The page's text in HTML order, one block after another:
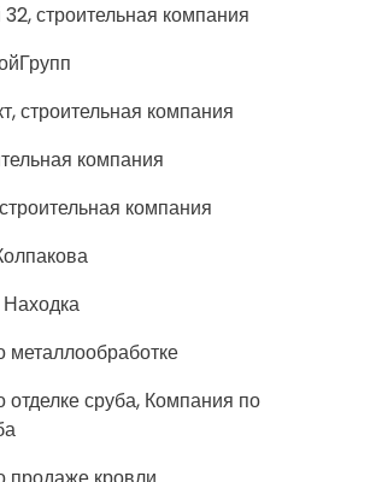
32, строительная компания
строительная компания
компания
компания
металлообработке
отделке сруба, Компания по